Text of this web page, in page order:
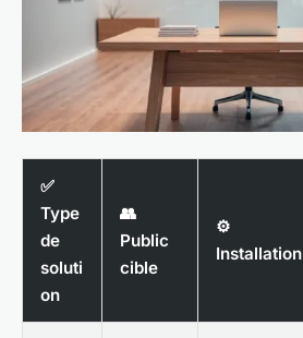
✅
Type
de
soluti
on
👥
Public
cible
⚙️
Installation